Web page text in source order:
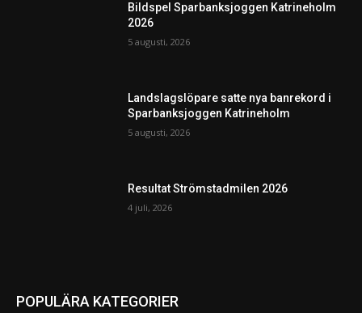
Bildspel Sparbanksjoggen Katrineholm
2026
5 augusti, 2026
Landslagslöpare satte nya banrekord i
Sparbanksjoggen Katrineholm
5 augusti, 2026
Resultat Strömstadmilen 2026
4 juli, 2026
POPULÄRA KATEGORIER